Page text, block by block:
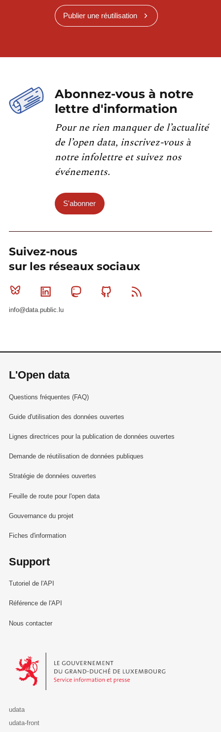
Publier une réutilisation
Abonnez-vous à notre
lettre d'information
Pour ne rien manquer de l’actualité
de l’open data, inscrivez-vous à
notre infolettre et suivez nos
événements.
S'abonner
Suivez-nous
sur les réseaux sociaux
Bluesky Linkedin MastodonGithub
info@data.public.lu
L'Open data
Questions fréquentes (FAQ)
Guide d'utilisation des données ouvertes
Lignes directrices pour la publication de données ouvertes
Demande de réutilisation de données publiques
Stratégie de données ouvertes
Feuille de route pour l'open data
Gouvernance du projet
Fiches d'information
Support
Tutoriel de l'API
Référence de l'API
Nous contacter
Le Gouvernement du Grand-Duché de Luxembourg - Service
udata
udata-front